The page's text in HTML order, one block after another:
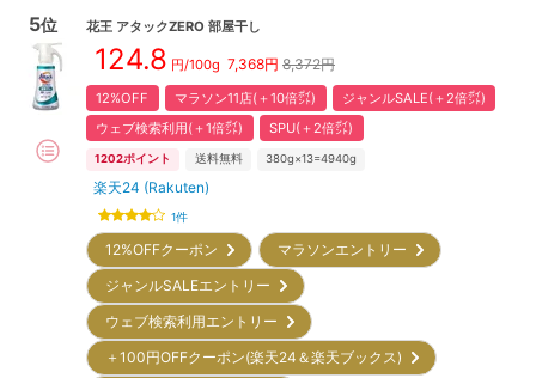
5位 花王 アタックZERO 部屋干し
124.8 円/100g 7,368円 8,372円
12%OFF マラソン11店(＋10倍㌽)
ジャンルSALE(＋2倍㌽)
ウェブ検索利用(＋1倍㌽)
SPU(＋2倍㌽)
1202ポイント 送料無料 380g×13=4940g
楽天24 (Rakuten)
1件
12%OFFクーポン
マラソンエントリー
ジャンルSALEエントリー
ウェブ検索利用エントリー
＋100円OFFクーポン(楽天24＆楽天ブックス)